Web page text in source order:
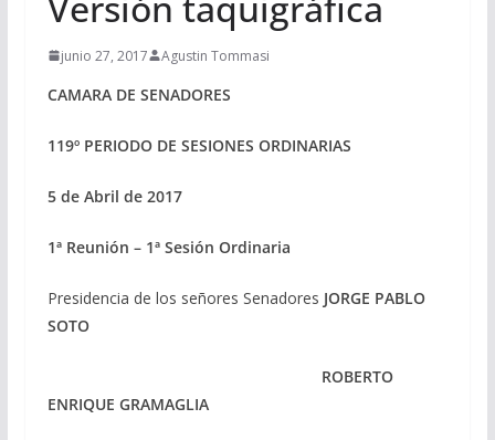
junio 27, 2017 Agustin Tommasi
CAMARA DE SENADORES
119º PERIODO DE SESIONES ORDINARIAS
5 de Abril de 2017
1ª Reunión – 1ª Sesión Ordinaria
Presidencia de los señores Senadores JORGE PABLO
SOTO
ROBERTO
ENRIQUE GRAMAGLIA